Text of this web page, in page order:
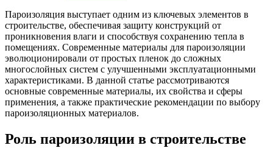
Пароизоляция выступает одним из ключевых элементов в
строительстве, обеспечивая защиту конструкций от
проникновения влаги и способствуя сохранению тепла в
помещениях. Современные материалы для пароизоляции
эволюционировали от простых пленок до сложных
многослойных систем с улучшенными эксплуатационными
характеристиками. В данной статье рассмотриваются
основные современные материалы, их свойства и сферы
применения, а также практические рекомендации по выбору
пароизоляционных материалов.
Роль пароизоляции в строительстве